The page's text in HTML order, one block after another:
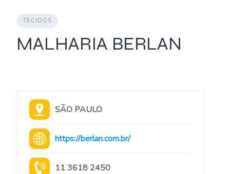
TECIDOS
MALHARIA BERLAN
SÃO PAULO
https://berlan.com.br/
11 3618 2450